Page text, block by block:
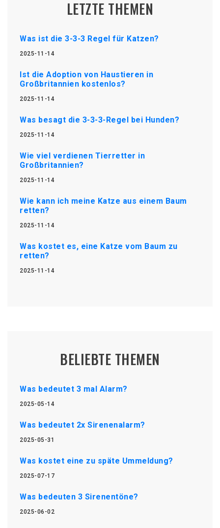
LETZTE THEMEN
Was ist die 3-3-3 Regel für Katzen?
2025-11-14
Ist die Adoption von Haustieren in
Großbritannien kostenlos?
2025-11-14
Was besagt die 3-3-3-Regel bei Hunden?
2025-11-14
Wie viel verdienen Tierretter in
Großbritannien?
2025-11-14
Wie kann ich meine Katze aus einem Baum
retten?
2025-11-14
Was kostet es, eine Katze vom Baum zu
retten?
2025-11-14
BELIEBTE THEMEN
Was bedeutet 3 mal Alarm?
2025-05-14
Was bedeutet 2x Sirenenalarm?
2025-05-31
Was kostet eine zu späte Ummeldung?
2025-07-17
Was bedeuten 3 Sirenentöne?
2025-06-02